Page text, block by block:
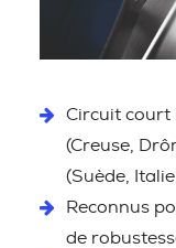
Circuit court
(Creuse,
(Suède,
Reconnus
de